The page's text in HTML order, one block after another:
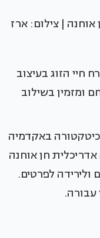
| צילום: ארז
הזוג בעיצוב
ומזמין בשילוב
באקדמיה
חן אוחנה
ולירידה לפרטים.
עבורה.